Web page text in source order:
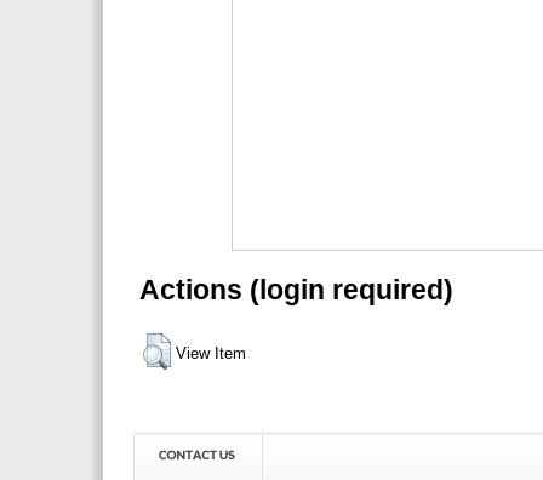
Actions (login required)
View Item